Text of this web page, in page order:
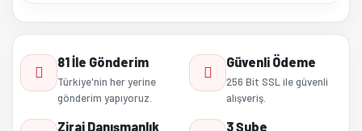
81 İle Gönderim
Türkiye'nin her yerine
gönderim yapıyoruz.
Güvenli Ödeme
256 Bit SSL ile güvenli
alışveriş.
Zirai Danışmanlık 3 Şube